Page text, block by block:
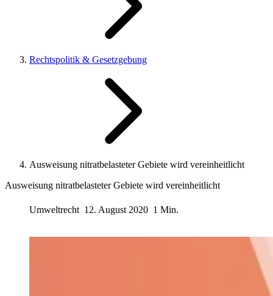
Rechtspolitik & Gesetzgebung
Ausweisung nitratbelasteter Gebiete wird vereinheitlicht
Ausweisung nitratbelasteter Gebiete wird vereinheitlicht
Umweltrecht 12. August 2020 1 Min.